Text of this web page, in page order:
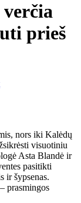
verčia
prieš
nors iki Kalėdų
visuotiniu
Asta Blandė ir
pasitikti
ir šypsenas.
prasmingos